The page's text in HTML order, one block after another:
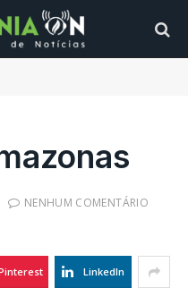
NENHUM COMENTÁRIO
LinkedIn